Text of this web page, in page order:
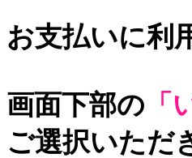
お支払いに利
画面下部の
ご選択いただ